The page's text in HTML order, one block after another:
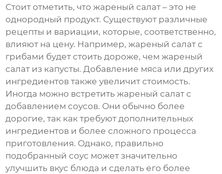
Стоит отметить, чтожареный салат – это не
однородный продукт. Существуют различные
рецепты и вариации, которые, соответственно,
влияют на цену. Например,жареный салат с
грибами будет стоить дороже, чемжареный
салат из капусты. Добавление мяса или других
ингредиентов также увеличит стоимость.
Иногда можно встретитьжареный салат с
добавлением соусов. Они обычно более
дорогие, так как требуют дополнительных
ингредиентов и более сложного процесса
приготовления. Однако, правильно
подобранный соус может значительно
улучшить вкус блюда и сделать его более